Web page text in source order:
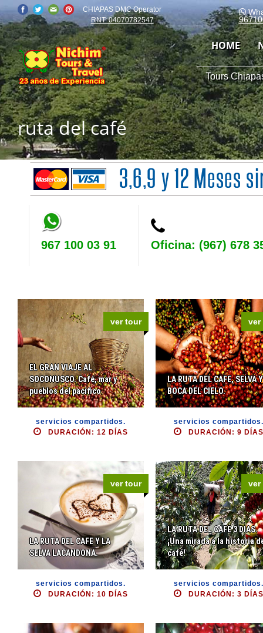
CHIAPAS DMC Operator
RNT: 04070782547
HOME
Tours
ruta del café
967 100 03 91 Oficina: (967) 678
ver tour
EL GRAN VIAJE AL
SOCONUSCO. Café, mar y
pueblos del pacifico
servicios compartidos.
DURACIÓN: 12 DÍAS
ver
LA RUTA DEL CAFE, SELVA Y
BOCA DEL CIELO.
servicios compartidos.
DURACIÓN: 9 DÍAS
ver tour
LA RUTA DEL CAFE Y LA
SELVA LACANDONA.
servicios compartidos.
DURACIÓN: 10 DÍAS
ver
LA RUTA DEL CAFE 3 DIAS.
¡Una mirada a la historia
café!
servicios compartidos.
DURACIÓN: 3 DÍAS